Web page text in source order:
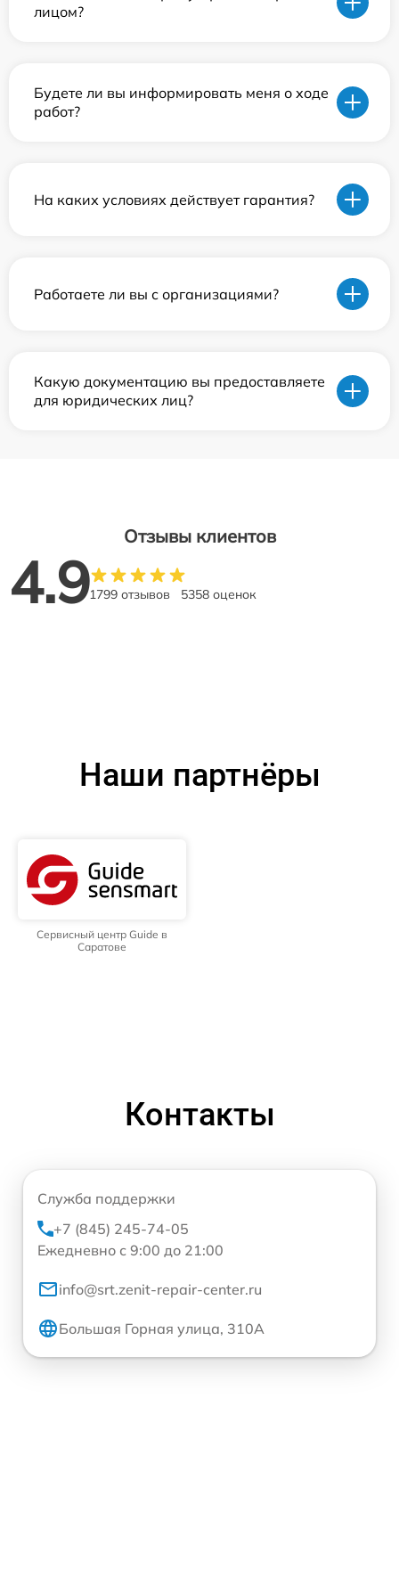
лицом?
Будете ли вы информировать меня о ходе
работ?
На каких условиях действует гарантия?
Работаете ли вы с организациями?
Какую документацию вы предоставляете
для юридических лиц?
Отзывы клиентов
4.91799 отзывов 5358 оценок
Наши партнёры
Сервисный центр Guide в
Саратове
Контакты
Служба поддержки
+7 (845) 245-74-05
Ежедневно с 9:00 до 21:00
info@srt.zenit-repair-center.ru
Большая Горная улица, 310А